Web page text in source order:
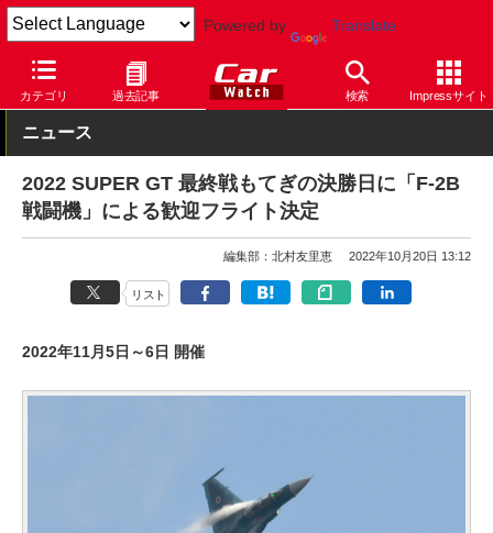
Powered by Translate
カテゴリ 過去記事 検索 Impressサイト
Car Watch モータースポーツ SUPER GT
ニュース
2022 SUPER GT 最終戦もてぎの決勝日に「F-2B
戦闘機」による歓迎フライト決定
編集部：北村友里恵 2022年10月20日 13:12
リスト
2022年11月5日～6日 開催